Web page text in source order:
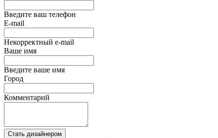
Введите ваш телефон
E-mail
Некорректный e-mail
Ваше имя
Введите ваше имя
Город
Комментарий
Стать дизайнером